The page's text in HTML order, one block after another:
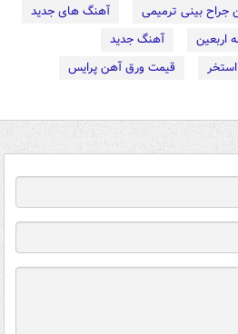
جراح بینی ترمیمی
آهنگ های جدید
اربعین
آهنگ جدید
قیمت ورق آهن پرایس